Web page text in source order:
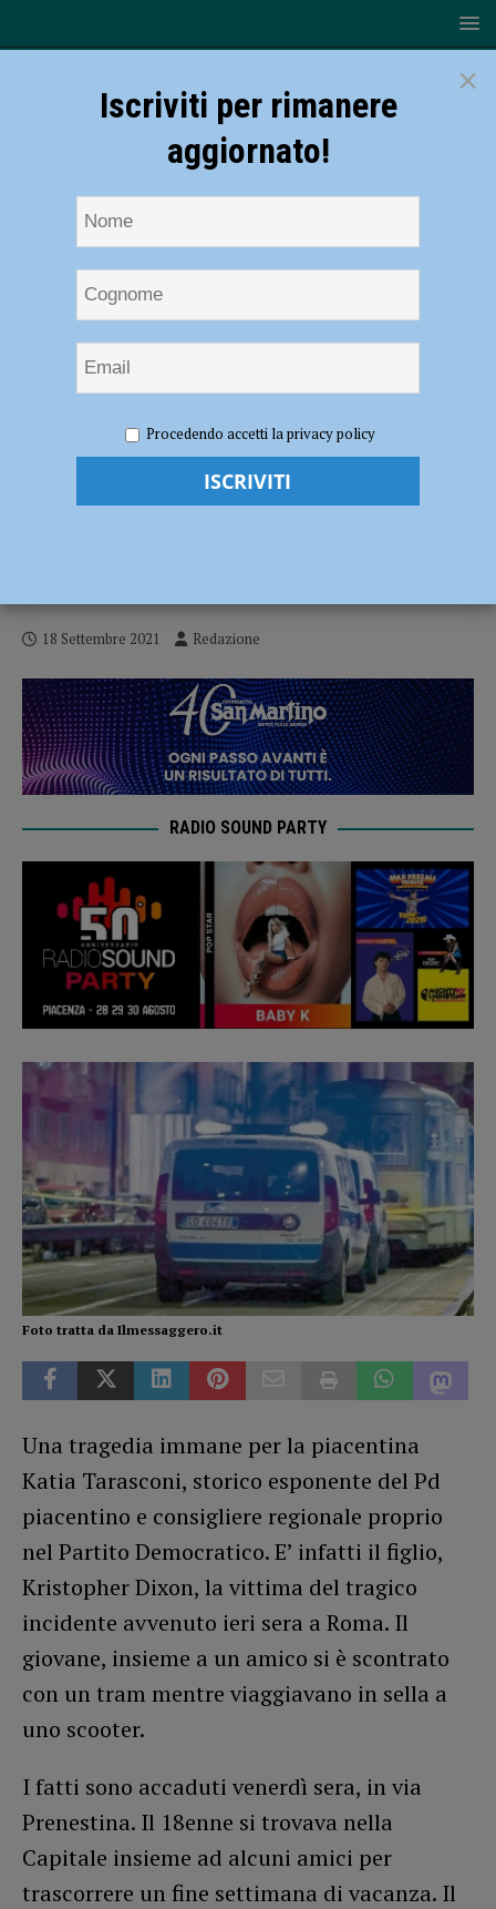
scooter contro un tram, tragedia a Roma: muore un 18enne piacentino,
gravissimo l’amico
Con lo scooter contro un tram, tragedia a
18 Settembre 2021 Redazione
RADIO SOUND PARTY
Foto tratta da Ilmessaggero.it
Una tragedia immane per la piacentina
Katia Tarasconi, storico esponente del Pd
piacentino e consigliere regionale proprio
nel Partito Democratico. E’ infatti il figlio,
Kristopher Dixon, la vittima del tragico
incidente avvenuto ieri sera a Roma. Il
giovane, insieme a un amico si è scontrato
con un tram mentre viaggiavano in sella a
uno scooter.
I fatti sono accaduti venerdì sera, in via
Prenestina. Il 18enne si trovava nella
Capitale insieme ad alcuni amici per
trascorrere un fine settimana di vacanza. Il
×
Iscriviti per rimanere
aggiornato!
Procedendo accetti la privacy policy